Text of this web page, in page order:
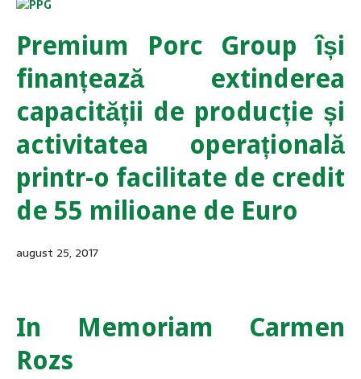
Premium Porc Group își
finanțează extinderea
capacității de producție și
activitatea operațională
printr-o facilitate de credit
de 55 milioane de Euro
august 25, 2017
In Memoriam Carmen
Rozs